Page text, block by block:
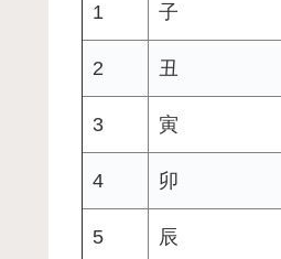
1 子
2 丑
3 寅
4 卯
5 辰